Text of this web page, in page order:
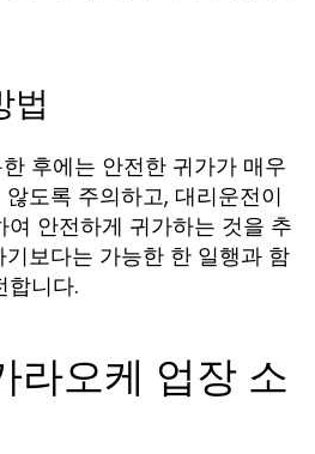
법
후에는 안전한 귀가가 매우
도록 주의하고, 대리운전이
여 안전하게 귀가하는 것을 추
보다는 가능한 한 일행과 함
합니다.
라오케 업장 소